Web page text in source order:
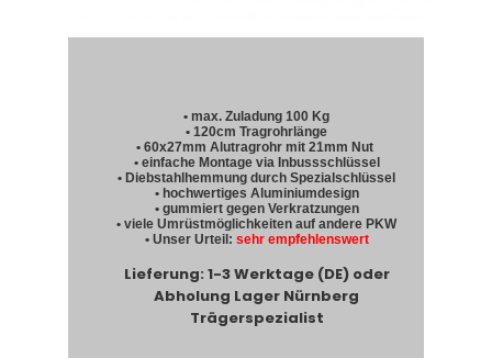
• max. Zuladung 100 Kg
• 120cm Tragrohrlänge
• 60x27mm Alutragrohr mit 21mm Nut
• einfache Montage via Inbussschlüssel
• Diebstahlhemmung durch Spezialschlüssel
• hochwertiges Aluminiumdesign
• gummiert gegen Verkratzungen
• viele Umrüstmöglichkeiten auf andere PKW
• Unser Urteil: sehr empfehlenswert
Lieferung: 1-3 Werktage (DE) oder
Abholung Lager Nürnberg
Trägerspezialist